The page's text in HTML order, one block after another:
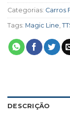
Categorias: Carros
Tags: Magic Line
DESCRIÇÃO